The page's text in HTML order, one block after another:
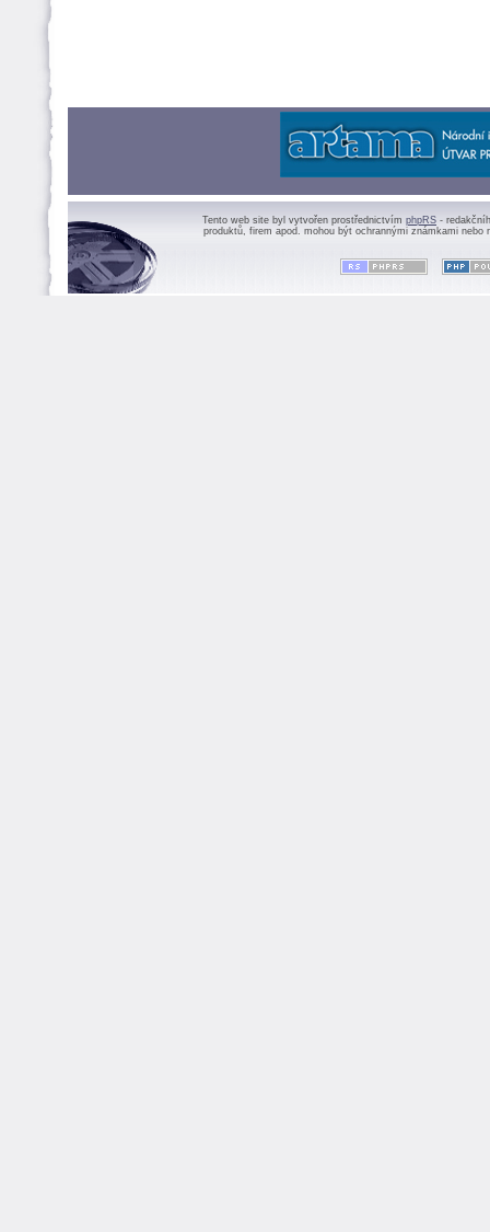
Tento web site byl vytvořen prostřednictvím phpRS -
produktů, firem apod. mohou být ochrannými známkami